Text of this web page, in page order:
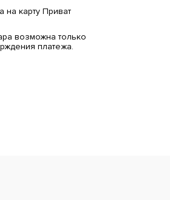
на карту Приват
возможна только
платежа.